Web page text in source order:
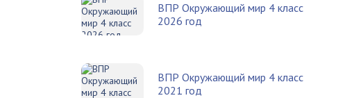
ВПР Окружающий мир 4 класс
2026 год
ВПР Окружающий мир 4 класс
2021 год